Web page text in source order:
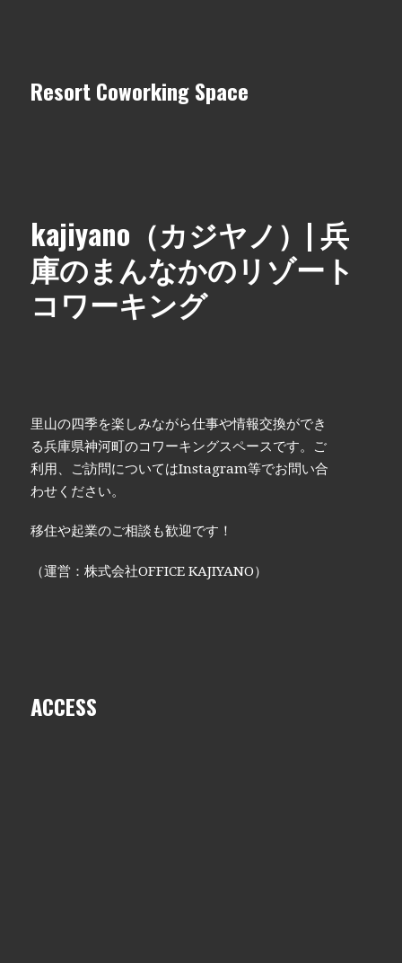
Resort Coworking Space
kajiyano（カジヤノ）| 兵
庫のまんなかのリゾート
コワーキング
里山の四季を楽しみながら仕事や情報交換ができ
る兵庫県神河町のコワーキングスペースです。ご
利用、ご訪問についてはInstagram等でお問い合
わせください。
移住や起業のご相談も歓迎です！
（運営：株式会社OFFICE KAJIYANO）
ACCESS